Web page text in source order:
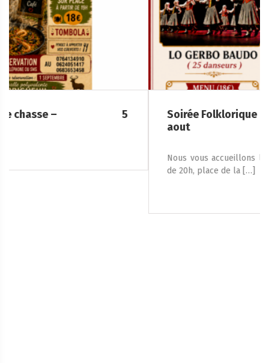
Soirée Folklorique – Brigueuil – Samedi 08
Nous vous accueillons le samedi 8 août 2026, à partir
de 20h, place de la […]